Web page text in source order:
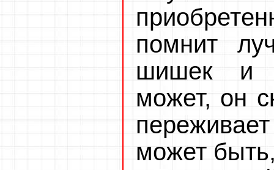
помнит
шишек и
может, он
может